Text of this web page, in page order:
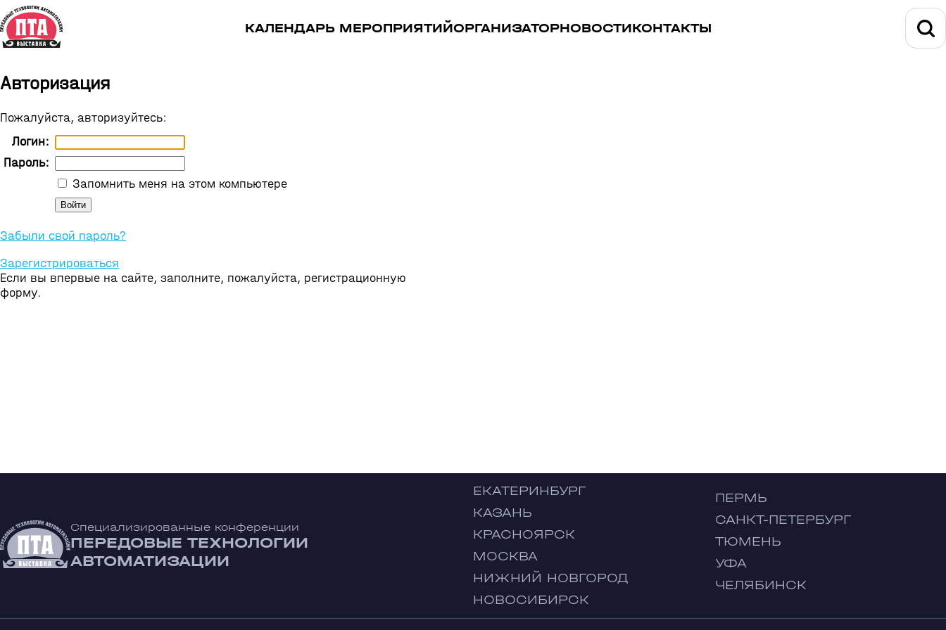
КАЛЕНДАРЬ МЕРОПРИЯТИЙОРГАНИЗАТОРНОВОСТИКОНТАКТЫ
Авторизация
Пожалуйста, авторизуйтесь:
Логин:
Пароль:
Запомнить меня на этом компьютере
Забыли свой пароль?
Зарегистрироваться
Если вы впервые на сайте, заполните, пожалуйста, регистрационную
форму.
Специализированные конференции
ПЕРЕДОВЫЕ ТЕХНОЛОГИИ
АВТОМАТИЗАЦИИ
ЕКАТЕРИНБУРГ
КАЗАНЬ
КРАСНОЯРСК
МОСКВА
НИЖНИЙ НОВГОРОД
НОВОСИБИРСК
ПЕРМЬ
САНКТ-ПЕТЕРБУРГ
ТЮМЕНЬ
УФА
ЧЕЛЯБИНСК